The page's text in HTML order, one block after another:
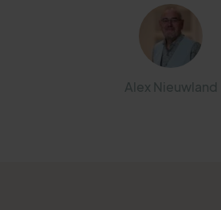
Alex Nieuwland